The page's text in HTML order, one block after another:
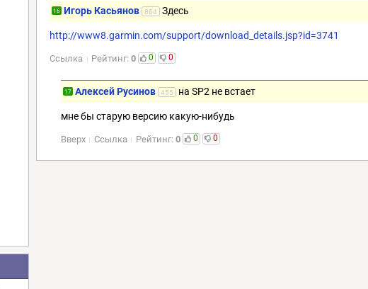
16 Игорь Касьянов 864 Здесь
http://www8.garmin.com/support/download_details.jsp?id=3741
Ссылка Рейтинг:0 0 0
17 Алексей Русинов 455 на SP2 не встает
мне бы старую версию какую-нибудь
Вверх Ссылка Рейтинг: 0 0 0